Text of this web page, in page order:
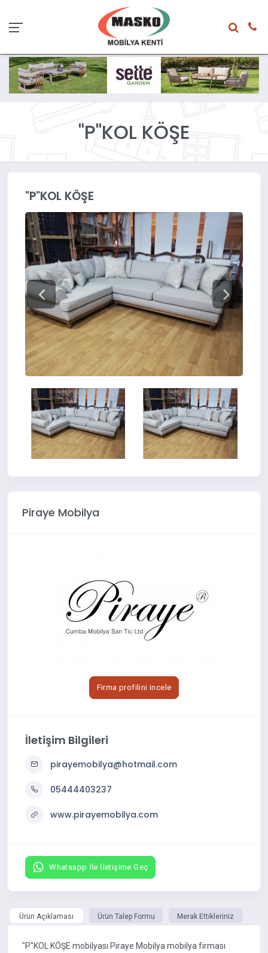
"P"KOL KÖŞE
"P"KOL KÖŞE
Piraye Mobilya
Firma profilini incele
İletişim Bilgileri
pirayemobilya@hotmail.com
05444403237
www.pirayemobilya.com
Whatsapp İle İletişime Geç
Ürün Açıklaması Ürün Talep Formu Merak Ettikleriniz
"P"KOL KÖŞE mobilyası Piraye Mobilya mobilya firması